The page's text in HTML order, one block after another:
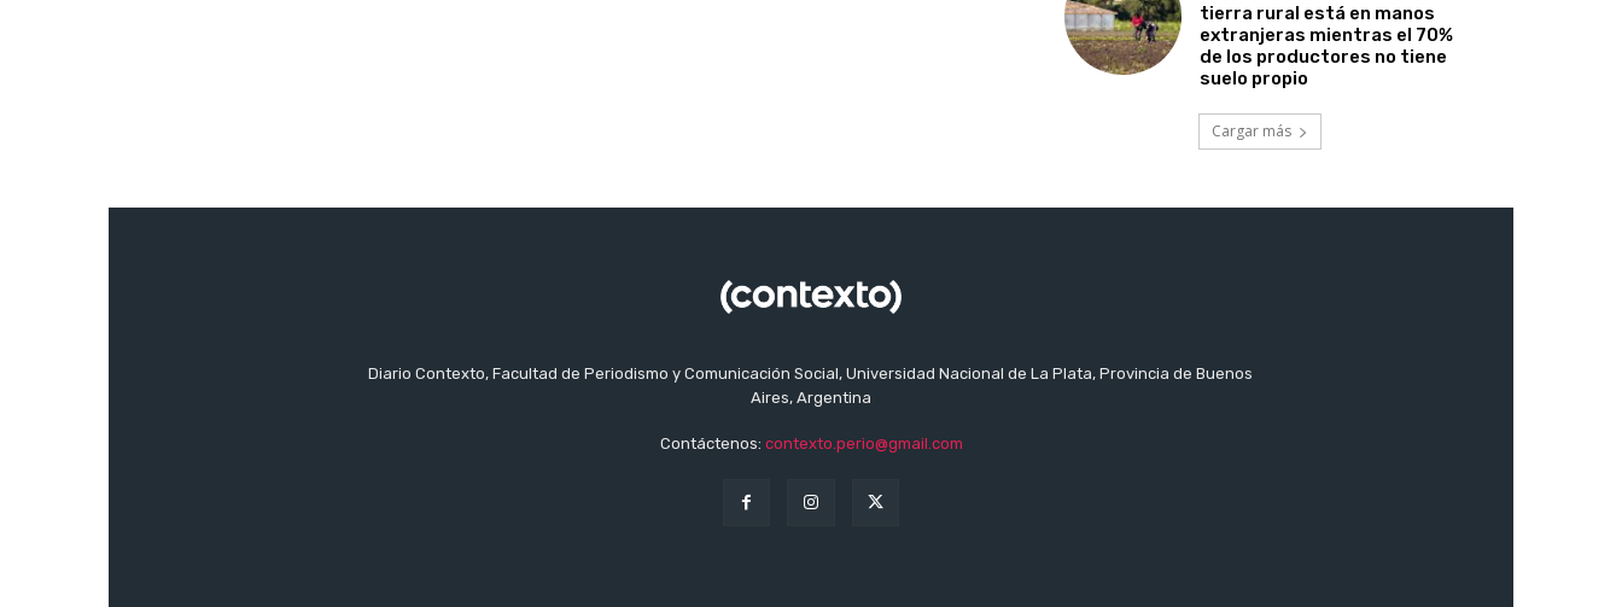
tierra rural está en manos
extranjeras mientras el 70%
de los productores no tiene
suelo propio
Cargar más
Diario Contexto, Facultad de Periodismo y Comunicación Social, Universidad Nacional de La Plata, Provincia de Buenos
Aires, Argentina
Contáctenos: contexto.perio@gmail.com